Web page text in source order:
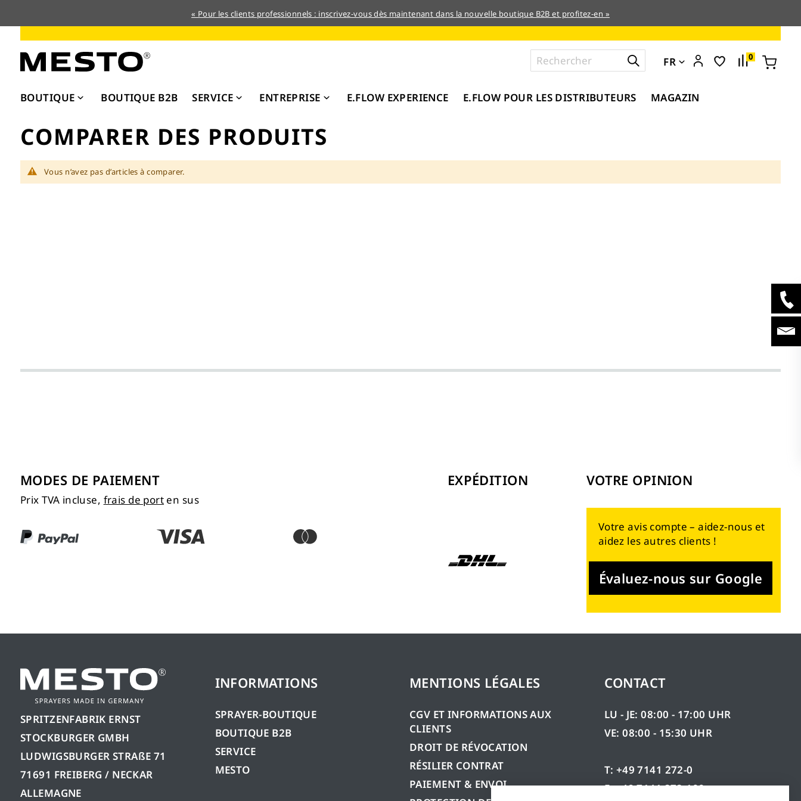
« Pour les clients professionnels : inscrivez-vous dès maintenant dans la nouvelle boutique B2B et profitez-en »
contenu
0
FR
BOUTIQUE BOUTIQUE B2B SERVICE ENTREPRISE E.FLOW EXPERIENCE E.FLOW POUR LES DISTRIBUTEURS MAGAZIN
COMPARER DES PRODUITS
Vous n’avez pas d’articles à comparer.
MODES DE PAIEMENT
Prix TVA incluse, frais de port en sus
EXPÉDITION VOTRE OPINION
Votre avis compte – aidez-nous et
aidez les autres clients !
Évaluez-nous sur Google
SPRITZENFABRIK ERNST
STOCKBURGER GMBH
LUDWIGSBURGER STRAßE 71
71691 FREIBERG / NECKAR
ALLEMAGNE
INFORMATIONS
SPRAYER-BOUTIQUE
BOUTIQUE B2B
SERVICE
MESTO
MENTIONS LÉGALES
CGV ET INFORMATIONS AUX
CLIENTS
DROIT DE RÉVOCATION
RÉSILIER CONTRAT
PAIEMENT & ENVOI
CONTACT
LU - JE: 08:00 - 17:00 UHR
VE: 08:00 - 15:30 UHR
T: +49 7141 272-0
F: +49 7141 272-100